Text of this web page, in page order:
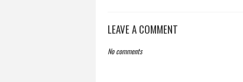
LEAVE A COMMENT
No comments